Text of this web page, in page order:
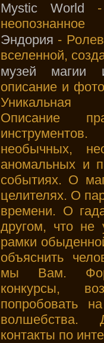
Mystic World -
неопознанное
Эндория -
вселенной,
музей магии
описание и
Уникальная
Описание
необычных,
аномальных и
событиях. О
целителях. О
времени. О
другом, что не
рамки
объяснить
мы Вам.
конкурсы,
попробовать
волшебства.
контакты по